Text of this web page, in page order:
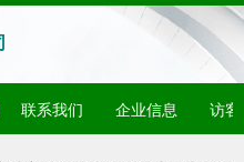
联系我们 企业信息 访客